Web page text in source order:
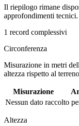
Il riepilogo rimane
approfondimenti tecnici.
1 record complessivi
Circonferenza
Misurazione in metri
altezza rispetto al
Misurazione
Nessun dato raccolto
Altezza